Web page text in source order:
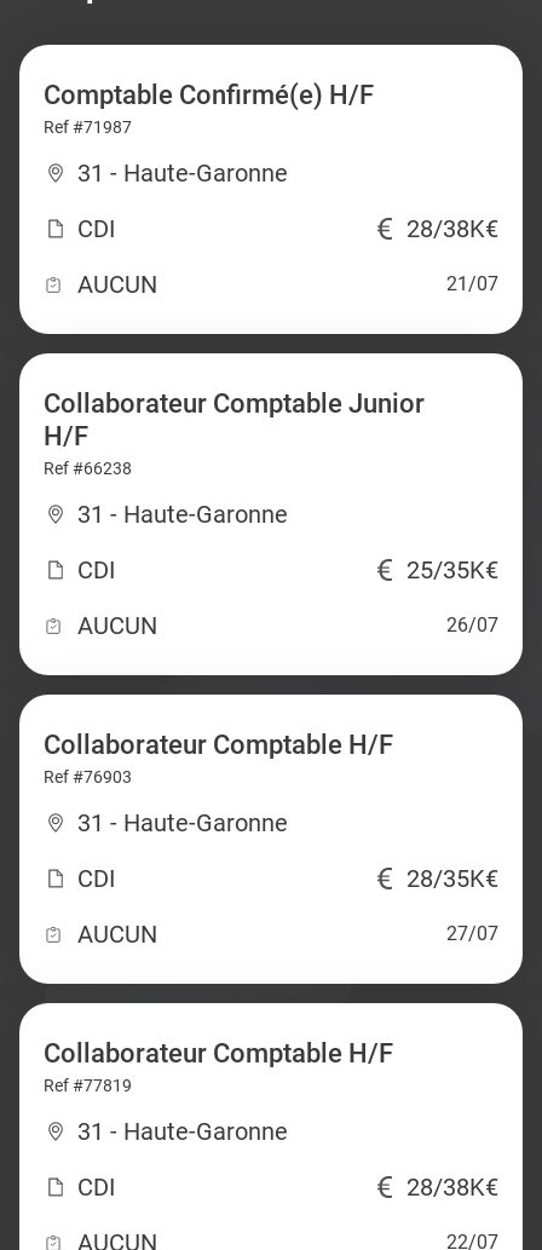
Comptable Confirmé(e) H/F
Ref #71987
31 - Haute-Garonne
CDI
28/38K€
AUCUN
21/07
Collaborateur Comptable Junior
H/F
Ref #66238
31 - Haute-Garonne
CDI
25/35K€
AUCUN
26/07
Collaborateur Comptable H/F
Ref #76903
31 - Haute-Garonne
CDI
28/35K€
AUCUN
27/07
Collaborateur Comptable H/F
Ref #77819
31 - Haute-Garonne
CDI
28/38K€
AUCUN
22/07